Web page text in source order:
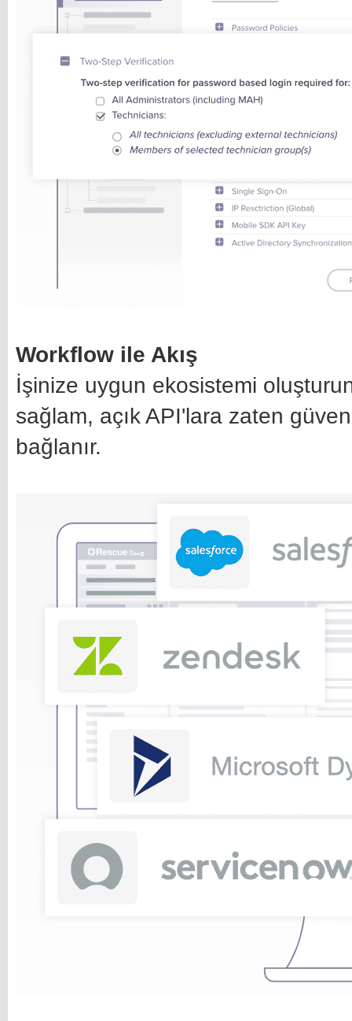
Workflow ile Akış
İşinize uygun ekosistemi
sağlam, açık API'lara zaten
bağlanır.